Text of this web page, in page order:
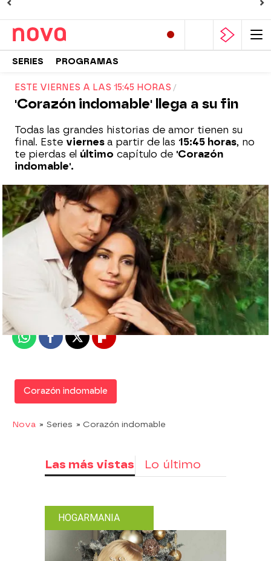
SERIES PROGRAMAS
ESTE VIERNES A LAS 15:45 HORAS
'Corazón indomable' llega a su fin
Todas las grandes historias de amor tienen su
final. Este viernes a partir de las 15:45 horas, no
te pierdas el último capítulo de 'Corazón
indomable'.
Madrid
Publicado:07 de febrero de 2018, 17:08
WhatsappFacebook
X Flipboard
Corazón indomable
Nova » Series » Corazón indomable
Las más vistas Lo último
HOGARMANIA